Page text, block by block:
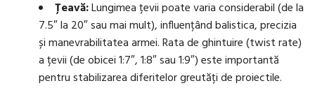
Țeavă:Lungimea țevii poate varia considerabil (de la
7.5″ la 20″ sau mai mult), influențând balistica, precizia
și manevrabilitatea armei. Rata de ghintuire (twist rate)
a țevii (de obicei 1:7″, 1:8″ sau 1:9″) este importantă
pentru stabilizarea diferitelor greutăți de proiectile.